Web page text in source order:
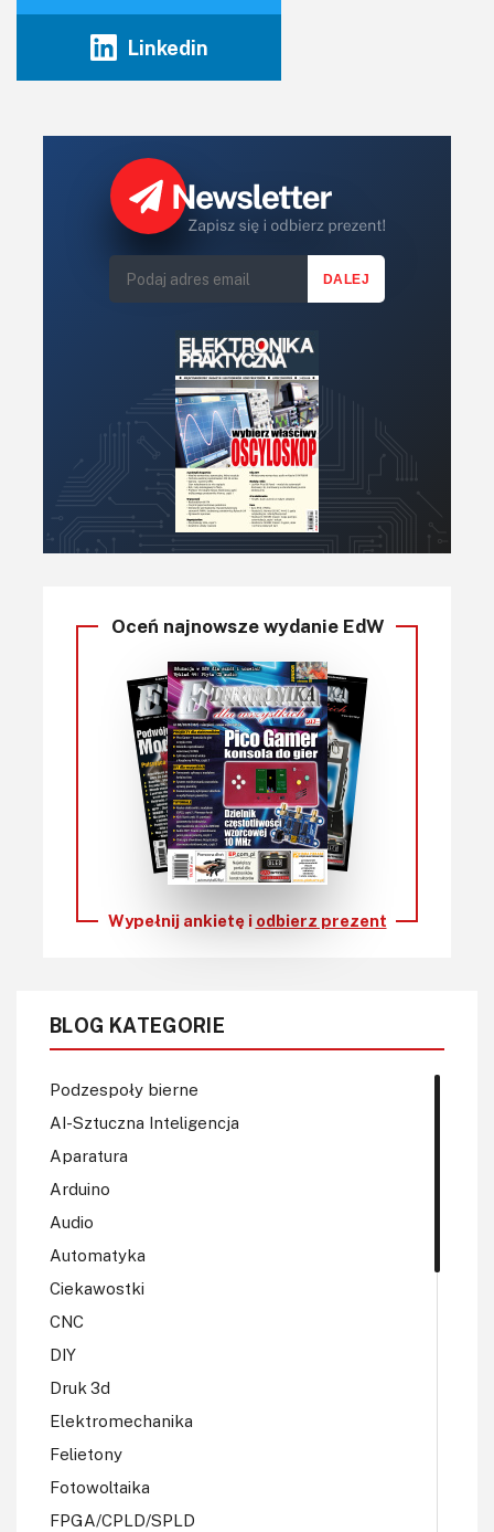
Linkedin
Oceń najnowsze wydanie EdW
Wypełnij ankietę i odbierz prezent
BLOG KATEGORIE
Podzespoły bierne
AI-Sztuczna Inteligencja
Aparatura
Arduino
Audio
Automatyka
Ciekawostki
CNC
DIY
Druk 3d
Elektromechanika
Felietony
Fotowoltaika
FPGA/CPLD/SPLD